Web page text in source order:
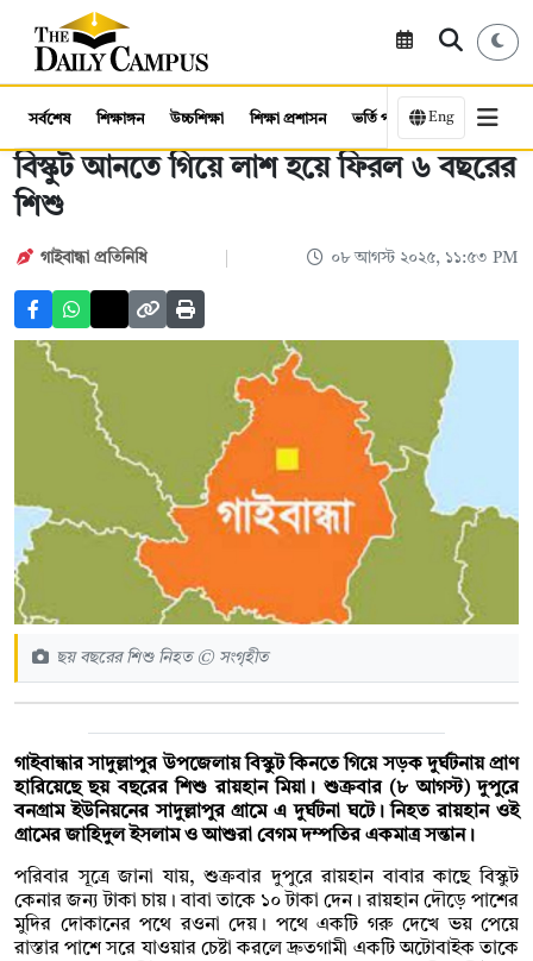
সর্বশেষ শিক্ষাঙ্গন উচ্চশিক্ষা শিক্ষা প্রশাসন ভর্তি পরীক্ষা কর্মসংস্থান
Eng
বিস্কুট আনতে গিয়ে লাশ হয়ে ফিরল ৬ বছরের
শিশু
গাইবান্ধা প্রতিনিধি ০৮ আগস্ট ২০২৫, ১১:৫৩ PM
ছয় বছরের শিশু নিহত © সংগৃহীত
গাইবান্ধার সাদুল্লাপুর উপজেলায় বিস্কুট কিনতে গিয়ে সড়ক দুর্ঘটনায় প্রাণ
হারিয়েছে ছয় বছরের শিশু রায়হান মিয়া। শুক্রবার (৮ আগস্ট) দুপুরে
বনগ্রাম ইউনিয়নের সাদুল্লাপুর গ্রামে এ দুর্ঘটনা ঘটে। নিহত রায়হান ওই
গ্রামের জাহিদুল ইসলাম ও আশুরা বেগম দম্পতির একমাত্র সন্তান।
পরিবার সূত্রে জানা যায়, শুক্রবার দুপুরে রায়হান বাবার কাছে বিস্কুট
কেনার জন্য টাকা চায়। বাবা তাকে ১০ টাকা দেন। রায়হান দৌড়ে পাশের
মুদির দোকানের পথে রওনা দেয়। পথে একটি গরু দেখে ভয় পেয়ে
রাস্তার পাশে সরে যাওয়ার চেষ্টা করলে দ্রুতগামী একটি অটোবাইক তাকে